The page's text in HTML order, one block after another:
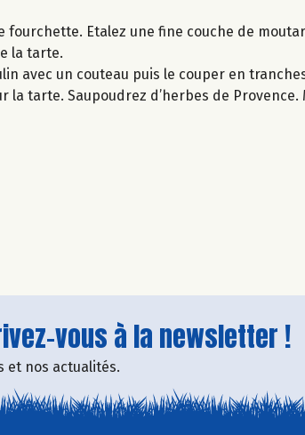
fourchette. Etalez une fine couche de
la tarte.
avec un couteau puis le couper en
la tarte. Saupoudrez d’herbes de
vous à la newsletter !
et nos actualités.